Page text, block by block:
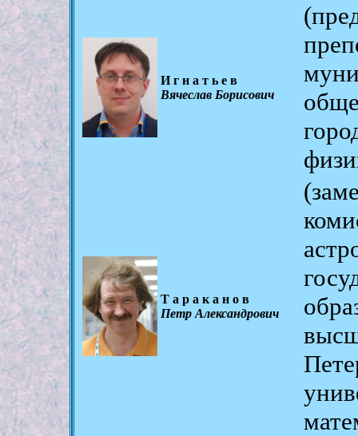
Игнатьев
Вячеслав Борисович
Тараканов
Петр Александрович